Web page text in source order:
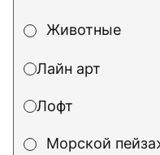
Животные
Лайн арт
Лофт
Морской